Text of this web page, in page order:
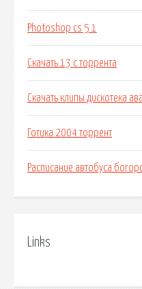
Photoshop cs 5 1
Скачать 13 с торрента
Скачать клипы дискотека
Готика 2004 торрент
Расписание автобуса
Links